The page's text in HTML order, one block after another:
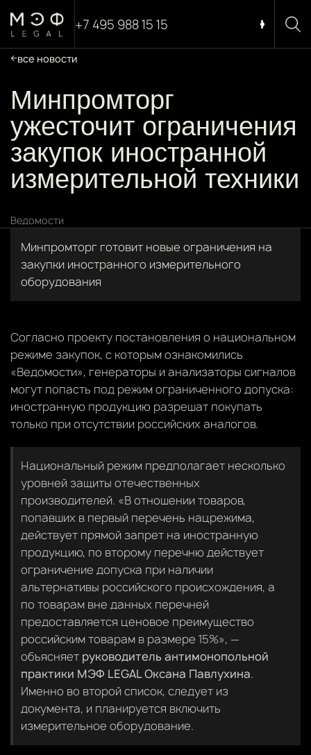
+7 495 988 15 15
все новости
Минпромторг
ужесточит ограничения
закупок иностранной
измерительной техники
Ведомости
Минпромторг готовит новые ограничения на
закупки иностранного измерительного
оборудования
Согласно проекту постановления о национальном
режиме закупок, с которым ознакомились
«Ведомости», генераторы и анализаторы сигналов
могут попасть под режим ограниченного допуска:
иностранную продукцию разрешат покупать
только при отсутствии российских аналогов.
Национальный режим предполагает несколько
уровней защиты отечественных
производителей. «В отношении товаров,
попавших в первый перечень нацрежима,
действует прямой запрет на иностранную
продукцию, по второму перечню действует
ограничение допуска при наличии
альтернативы российского происхождения, а
по товарам вне данных перечней
предоставляется ценовое преимущество
российским товарам в размере 15%», —
объясняет руководитель антимонопольной
практики МЭФ LEGAL Оксана Павлухина.
Именно во второй список, следует из
документа, и планируется включить
измерительное оборудование.